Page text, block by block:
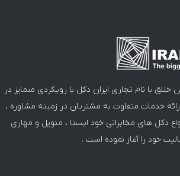
با نام تجاری ایران دکل با رویکردی متمایز در
خدمات متفاوت به مشتریان در زمینه مشاوره ،
دکل های مخابراتی خود ایستا ، منوپل و مهاری
خود را آغاز نموده است .